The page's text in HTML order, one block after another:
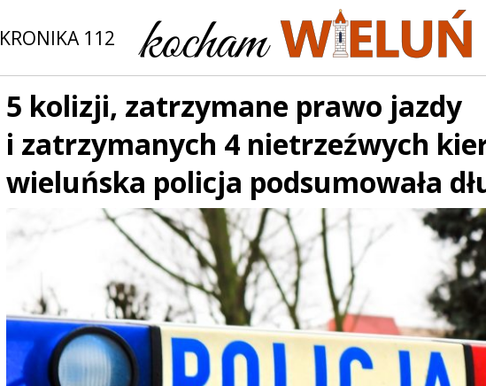
KRONIKA 112
5 kolizji, zatrzymane prawo jazdy
i zatrzymanych 4 nietrzeźwych
wieluńska policja podsumowała